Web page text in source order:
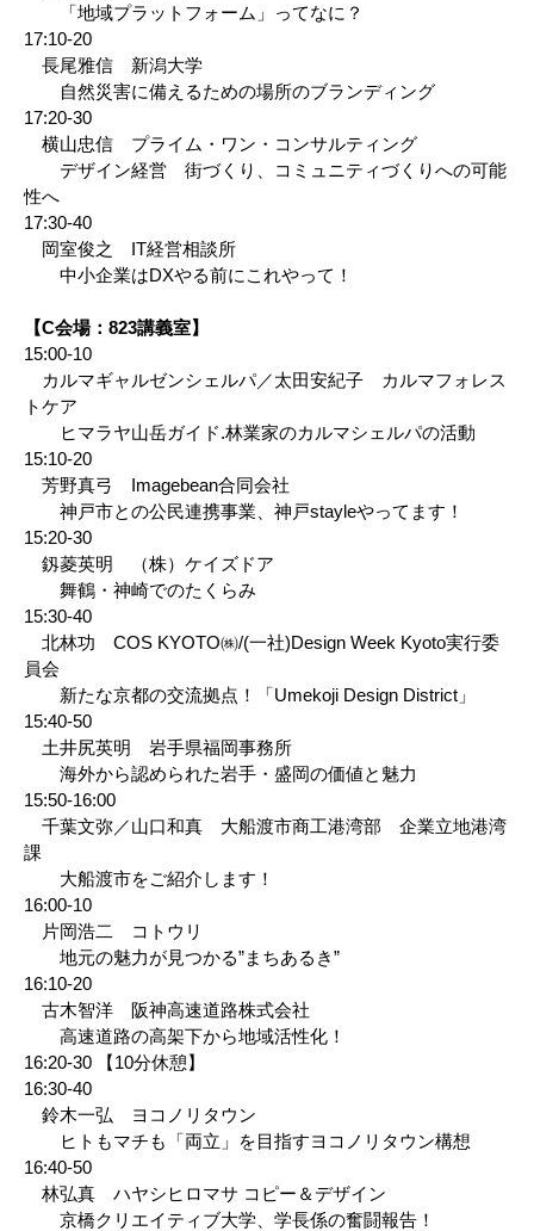
「地域プラットフォーム」ってなに？
17:10-20
長尾雅信 新潟大学
自然災害に備えるための場所のブランディング
17:20-30
横山忠信 プライム・ワン・コンサルティング
デザイン経営 街づくり、コミュニティづくりへの可能
性へ
17:30-40
岡室俊之 IT経営相談所
中小企業はDXやる前にこれやって！
【C会場：823講義室】
15:00-10
カルマギャルゼンシェルパ／太田安紀子 カルマフォレス
トケア
ヒマラヤ山岳ガイド.林業家のカルマシェルパの活動
15:10-20
芳野真弓 Imagebean合同会社
神戸市との公民連携事業、神戸stayleやってます！
15:20-30
釼菱英明 （株）ケイズドア
舞鶴・神崎でのたくらみ
15:30-40
北林功 COS KYOTO㈱/(一社)Design Week Kyoto実行委
員会
新たな京都の交流拠点！「Umekoji Design District」
15:40-50
土井尻英明 岩手県福岡事務所
海外から認められた岩手・盛岡の価値と魅力
15:50-16:00
千葉文弥／山口和真 大船渡市商工港湾部 企業立地港湾
課
大船渡市をご紹介します！
16:00-10
片岡浩二 コトウリ
地元の魅力が見つかる”まちあるき”
16:10-20
古木智洋 阪神高速道路株式会社
高速道路の高架下から地域活性化！
16:20-30 【10分休憩】
16:30-40
鈴木一弘 ヨコノリタウン
ヒトもマチも「両立」を目指すヨコノリタウン構想
16:40-50
林弘真 ハヤシヒロマサ コピー＆デザイン
京橋クリエイティブ大学、学長係の奮闘報告！